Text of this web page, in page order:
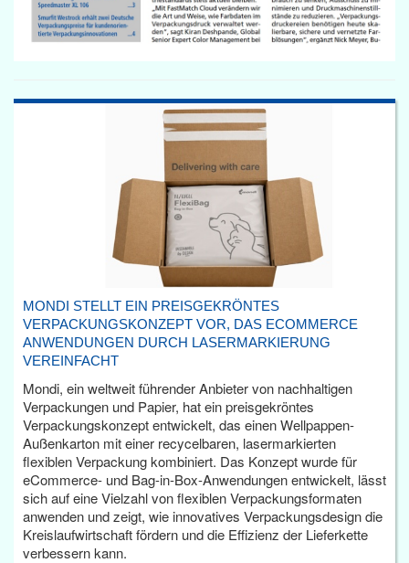
MONDI STELLT EIN PREISGEKRÖNTES
VERPACKUNGSKONZEPT VOR, DAS ECOMMERCE
ANWENDUNGEN DURCH LASERMARKIERUNG
VEREINFACHT
Mondi, ein weltweit führender Anbieter von nachhaltigen
Verpackungen und Papier, hat ein preisgekröntes
Verpackungskonzept entwickelt, das einen Wellpappen-
Außenkarton mit einer recycelbaren, lasermarkierten
flexiblen Verpackung kombiniert. Das Konzept wurde für
eCommerce- und Bag-in-Box-Anwendungen entwickelt, lässt
sich auf eine Vielzahl von flexiblen Verpackungsformaten
anwenden und zeigt, wie innovatives Verpackungsdesign die
Kreislaufwirtschaft fördern und die Effizienz der Lieferkette
verbessern kann.